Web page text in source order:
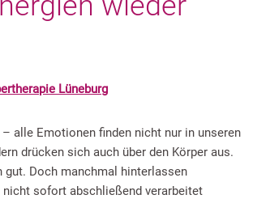
Lüneburg
– alle Emotionen finden nicht nur in unseren
drücken sich auch über den Körper aus.
gut. Doch manchmal hinterlassen
nicht sofort abschließend verarbeitet